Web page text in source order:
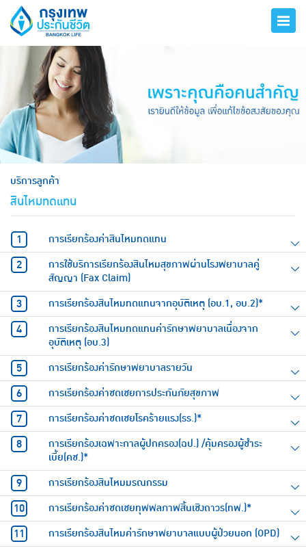
บริการลูกค้า
สินไหมทดแทน
การเรียกร้องค่าสินไหมทดแทน
การใช้บริการเรียกร้องสินไหมสุขภาพผ่านโรงพยาบาลคู่
สัญญา (Fax Claim)
การเรียกร้องสินไหมทดแทนจากอุบัติเหตุ (อบ.1, อบ.2)*
การเรียกร้องสินไหมทดแทนค่ารักษาพยาบาลเนื่องจาก
อุบัติเหตุ (อบ.3)
การเรียกร้องค่ารักษาพยาบาลรายวัน
การเรียกร้องค่าชดเชยการประกันภัยสุขภาพ
การเรียกร้องค่าชดเชยโรคร้ายแรง(รร.)*
การเรียกร้องเฉพาะกาลผู้ปกครอง(ฉป.) /คุ้มครองผู้ชำระ
เบี้ย(คช.)*
การเรียกร้องสินไหมมรณกรรม
การเรียกร้องค่าชดเชยทุพพลภาพสิ้นเชิงถาวร(ทพ.)*
การเรียกร้องสินไหมค่ารักษาพยาบาลแบบผู้ป่วยนอก (OPD)